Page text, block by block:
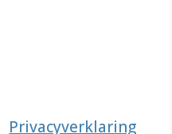
Privacyverklaring